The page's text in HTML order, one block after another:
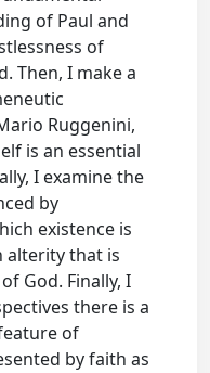
of Paul and
of
Then, I make a
Ruggenini,
is an essential
I examine the
by
existence is
alterity that is
God. Finally, I
there is a
of
by faith as